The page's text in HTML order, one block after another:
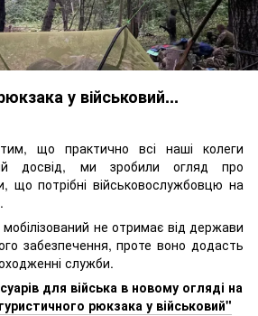
у військовий...
що практично всі наші колеги
досвід, ми зробили огляд про
що потрібні військовослужбовцю на
не отримає від держави
забезпечення, проте воно додасть
служби.
для війська в новому огляді на
рюкзака у військовий"